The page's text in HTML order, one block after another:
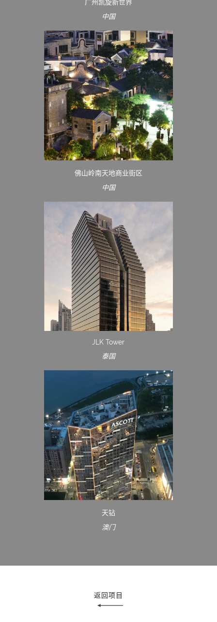
广州凯旋新世界
中国
佛山岭南天地商业街区
中国
JLK Tower
泰国
天钻
澳门
返回项目